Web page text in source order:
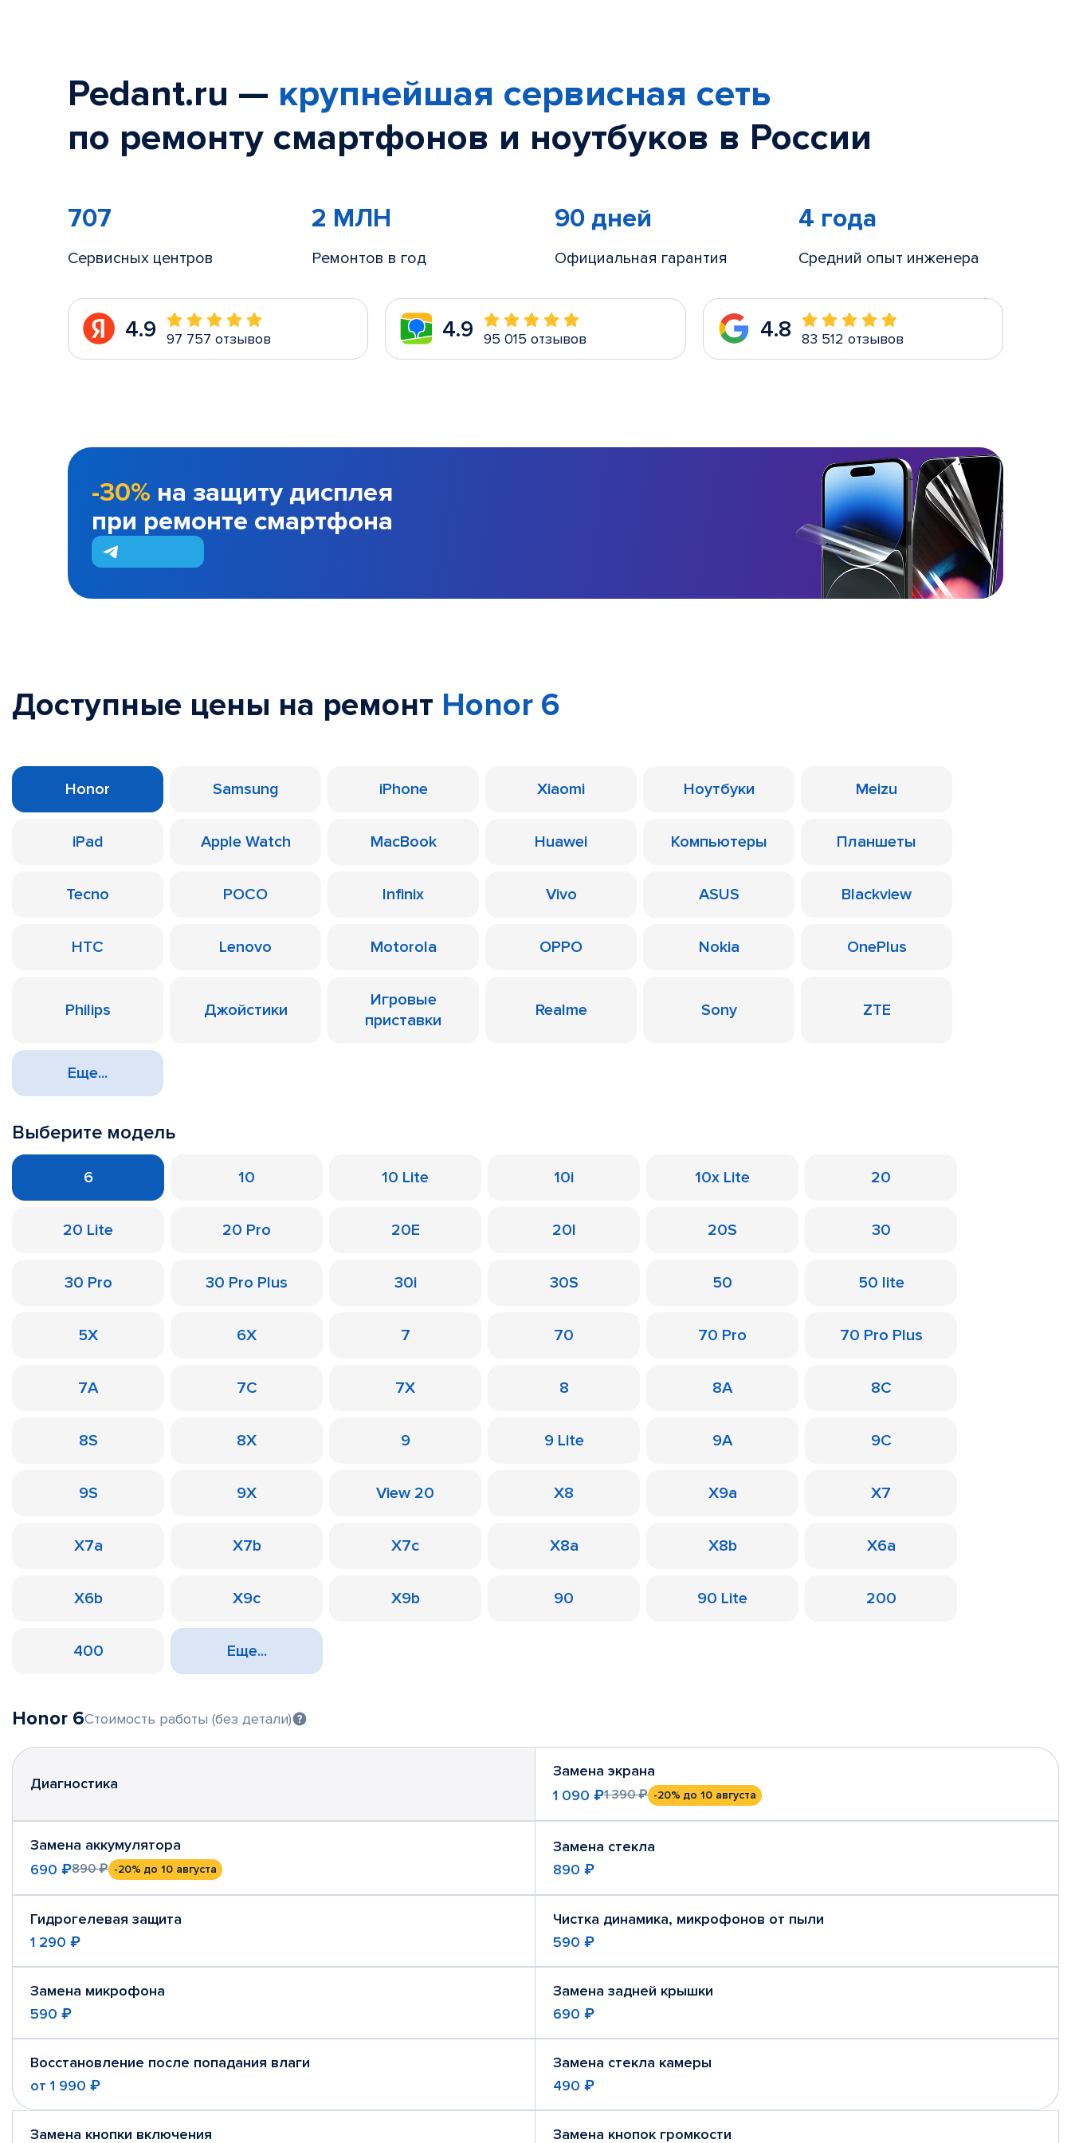
Pedant.ru — крупнейшая сервисная сеть
по ремонту смартфонов и ноутбуков в России
707
Сервисных центров
2 МЛН
Ремонтов в год
90 дней
Официальная гарантия
4 года
Средний опыт инженера
4.9 97 757 отзывов 4.9 95 015 отзывов 4.8 83 512 отзывов
-30% на защиту дисплея
при ремонте смартфона
Доступные цены на ремонт Honor 6
Honor Samsung iPhone Xiaomi Ноутбуки Meizu
iPad Apple Watch MacBook Huawei Компьютеры Планшеты
Tecno POCO Infinix Vivo ASUS Blackview
HTC Lenovo Motorola OPPO Nokia OnePlus
Philips Джойстики
Игровые
приставки
Realme Sony ZTE
Еще...
Выберите модель
6 10 10 Lite 10i 10x Lite 20
20 Lite 20 Pro 20E 20I 20S 30
30 Pro 30 Pro Plus 30i 30S 50 50 lite
5X 6X 7 70 70 Pro 70 Pro Plus
7A 7C 7X 8 8A 8C
8S 8X 9 9 Lite 9A 9C
9S 9X View 20 X8 X9a X7
X7a X7b X7c X8a X8b X6a
X6b X9c X9b 90 90 Lite 200
400 Еще...
Honor 6Стоимость работы (без детали)
Диагностика
Замена экрана
1 090 ₽1 390 ₽ -20% до 10 августа
Замена аккумулятора
690 ₽890 ₽ -20% до 10 августа
Замена стекла
890 ₽
Гидрогелевая защита
1 290 ₽
Чистка динамика, микрофонов от пыли
590 ₽
Замена микрофона
590 ₽
Замена задней крышки
690 ₽
Восстановление после попадания влаги
от 1 990 ₽
Замена стекла камеры
490 ₽
Замена кнопки включения Замена кнопок громкости